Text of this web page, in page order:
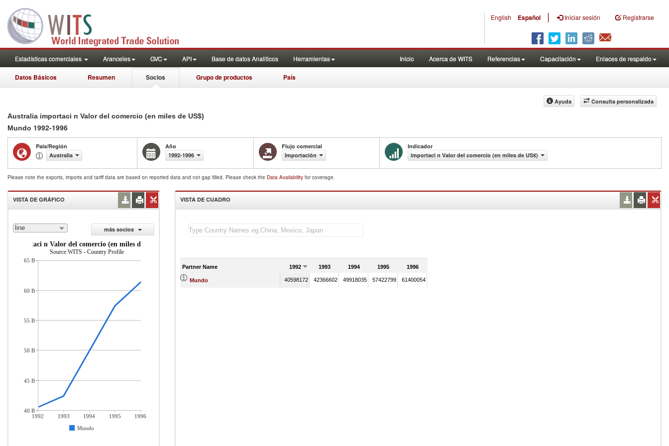
English Español | Iniciar sesión Registrarse
Estadísticas comerciales Aranceles GVC API Base de datos Analiticos Herramientas Inicio Acerca de WITS Referencias Capacitación Enlaces de respaldo
Datos Básicos Resumen Socios Grupo de productos País
Consulta personalizada
Ayuda
Australia importaci n Valor del comercio (en miles de US$)
Mundo 1992-1996
País/Región
Australia
Año
1992-1996
Flujo comercial
Importación
Indicador
importaci n Valor del comercio (en miles de US$)
Please note the exports, imports and tariff data are based on reported data and not gap filled. Please check the Data Availability for coverage.
VISTA DE GRÁFICO
line
más socios
importaci n Valor del comercio (en miles de US$)
Source:WITS - Country Profile
1992 1993 1994 1995
1996
Mundo
65 B
60 B
55 B
50 B
45 B
40 B
VISTA DE CUADRO
Partner Name 1992 1993 1994 1995 1996
Mundo 40598172 42366602 49918035 57422799 61400054